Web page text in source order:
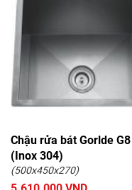
Chậu rửa bát Gorlde G8
(Inox 304)
(500x450x270)